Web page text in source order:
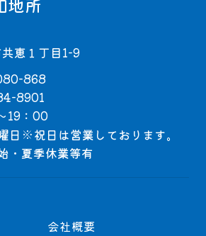
恵１丁目1-9
868
8901
19：00
日※祝日は営業しております。
・夏季休業等有
会社概要